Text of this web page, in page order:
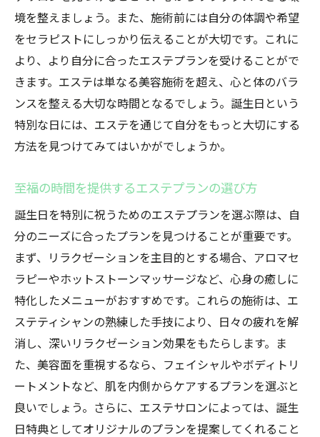
境を整えましょう。また、施術前には自分の体調や希望
をセラピストにしっかり伝えることが大切です。これに
より、より自分に合ったエステプランを受けることがで
きます。エステは単なる美容施術を超え、心と体のバラ
ンスを整える大切な時間となるでしょう。誕生日という
特別な日には、エステを通じて自分をもっと大切にする
方法を見つけてみてはいかがでしょうか。
至福の時間を提供するエステプランの選び方
誕生日を特別に祝うためのエステプランを選ぶ際は、自
分のニーズに合ったプランを見つけることが重要です。
まず、リラクゼーションを主目的とする場合、アロマセ
ラピーやホットストーンマッサージなど、心身の癒しに
特化したメニューがおすすめです。これらの施術は、エ
ステティシャンの熟練した手技により、日々の疲れを解
消し、深いリラクゼーション効果をもたらします。ま
た、美容面を重視するなら、フェイシャルやボディトリ
ートメントなど、肌を内側からケアするプランを選ぶと
良いでしょう。さらに、エステサロンによっては、誕生
日特典としてオリジナルのプランを提案してくれること